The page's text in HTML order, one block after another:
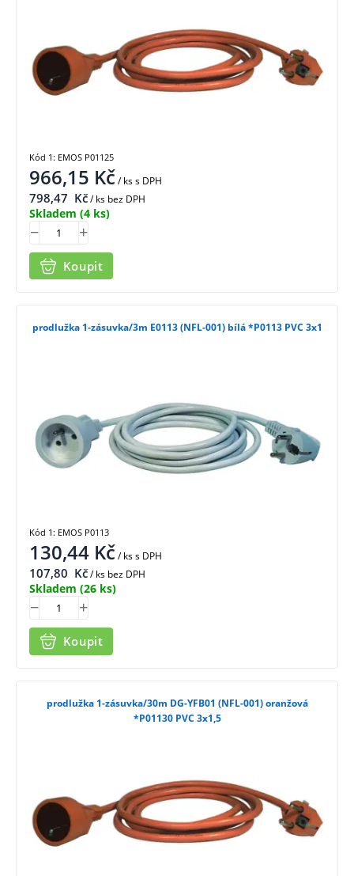
966,15 Kč/ kss DPH
798,47 Kč/ ks bez DPH
Skladem (4 ks)
Koupit
Kód 1: EMOS P01125
prodlužka 1-zásuvka/3m E0113 (NFL-001) bílá *P0113 PVC 3x1
130,44 Kč/ kss DPH
107,80 Kč/ ks bez DPH
Skladem (26 ks)
Koupit
Kód 1: EMOS P0113
prodlužka 1-zásuvka/30m DG-YFB01 (NFL-001) oranžová
*P01130 PVC 3x1,5